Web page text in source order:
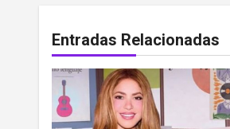
Entradas Relacionadas